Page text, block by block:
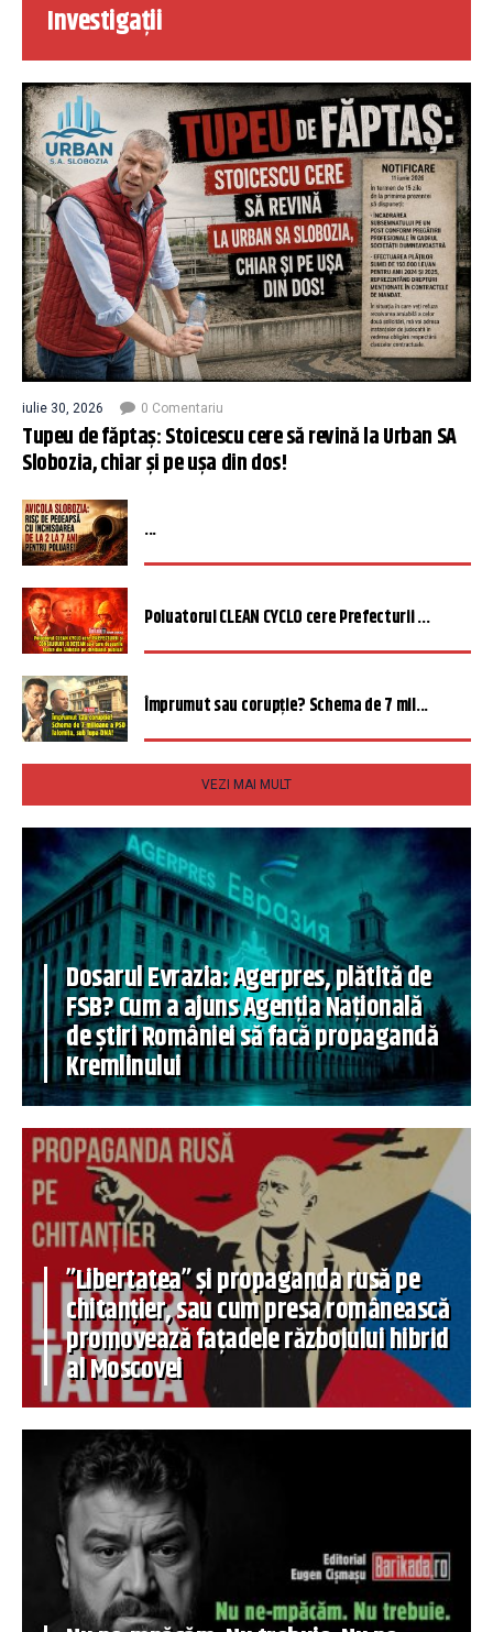
Investigații
iulie 30, 2026 0 Comentariu
Tupeu de făptaș: Stoicescu cere să revină la Urban SA
Slobozia, chiar și pe ușa din dos!
...
Poluatorul CLEAN CYCLO cere Prefecturii ...
Împrumut sau corupție? Schema de 7 mil...
VEZI MAI MULT
Dosarul Evrazia: Agerpres, plătită de
FSB? Cum a ajuns Agenția Națională
de știri României să facă propagandă
Kremlinului
”Libertatea” și propaganda rusă pe
chitanțier, sau cum presa românească
promovează fațadele războiului hibrid
al Moscovei